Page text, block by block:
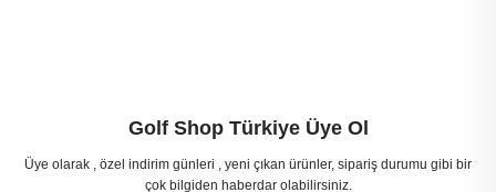
Golf Shop Türkiye Üye Ol
Üye olarak , özel indirim günleri , yeni çıkan ürünler, sipariş durumu gibi bir
çok bilgiden haberdar olabilirsiniz.